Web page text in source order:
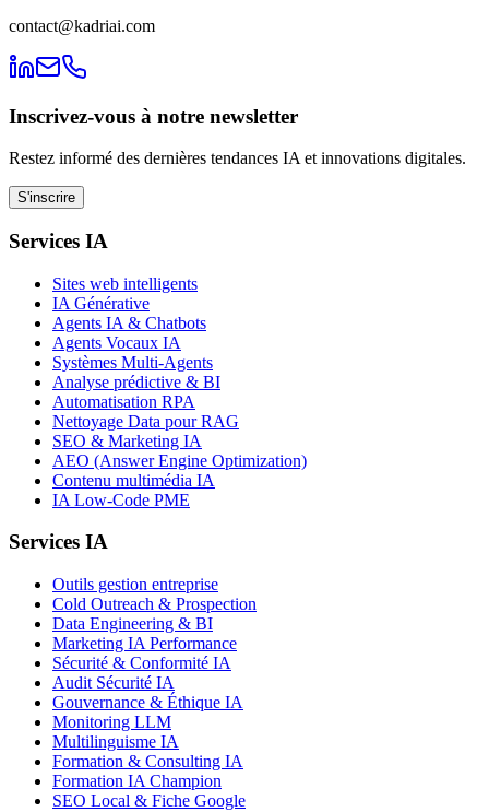
contact@kadriai.com
Inscrivez-vous à notre newsletter
Restez informé des dernières tendances IA et innovations digitales.
S'inscrire
Services IA
Sites web intelligents
IA Générative
Agents IA & Chatbots
Agents Vocaux IA
Systèmes Multi-Agents
Analyse prédictive & BI
Automatisation RPA
Nettoyage Data pour RAG
SEO & Marketing IA
AEO (Answer Engine Optimization)
Contenu multimédia IA
IA Low-Code PME
Services IA
Outils gestion entreprise
Cold Outreach & Prospection
Data Engineering & BI
Marketing IA Performance
Sécurité & Conformité IA
Audit Sécurité IA
Gouvernance & Éthique IA
Monitoring LLM
Multilinguisme IA
Formation & Consulting IA
Formation IA Champion
SEO Local & Fiche Google